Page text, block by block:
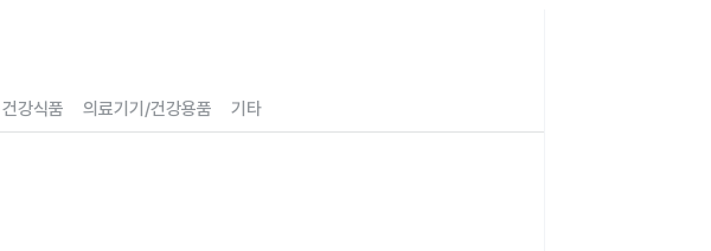
건강식품 의료기기/건강용품 기타